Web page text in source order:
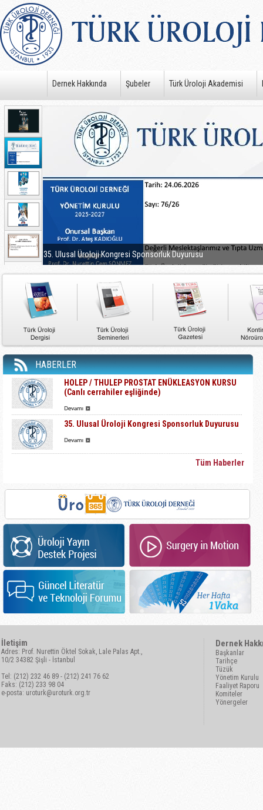
Dernek Hakkında Şubeler Türk Üroloji Akademisi
35. Ulusal Üroloji Kongresi Sponsorluk Duyurusu
HABERLER
HOLEP / THULEP PROSTAT ENÜKLEASYON KURSU
(Canlı cerrahiler eşliğinde)
35. Ulusal Üroloji Kongresi Sponsorluk Duyurusu
Tüm Haberler
İletişim
Adres: Prof. Nurettin Öktel Sokak, Lale Palas Apt.,
10/2 34382 Şişli - İstanbul
Tel: (212) 232 46 89 - (212) 241 76 62
Faks: (212) 233 98 04
e-posta: uroturk@uroturk.org.tr
Dernek
Başkanlar
Tarihçe
Tüzük
Yönetim Kurulu
Faaliyet Raporu
Komiteler
Yönergeler